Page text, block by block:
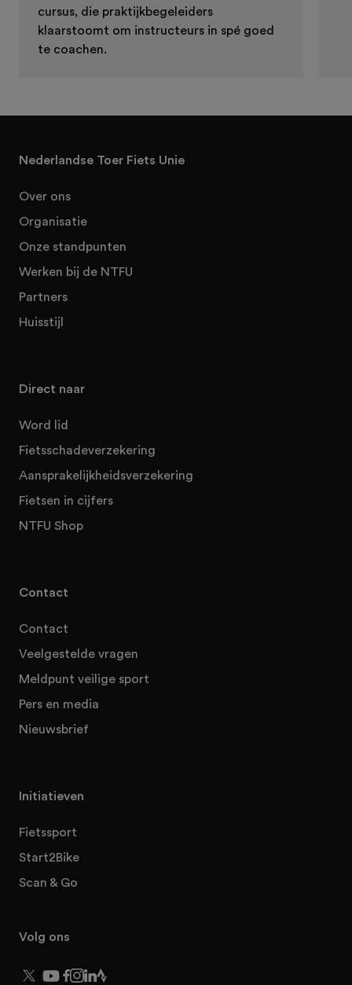
cursus, die praktijkbegeleiders
klaarstoomt om instructeurs in spé goed
te coachen.
Nederlandse Toer Fiets Unie
Over ons
Organisatie
Onze standpunten
Werken bij de NTFU
Partners
Huisstijl
Direct naar
Word lid
Fietsschadeverzekering
Aansprakelijkheidsverzekering
Fietsen in cijfers
NTFU Shop
Contact
Contact
Veelgestelde vragen
Meldpunt veilige sport
Pers en media
Nieuwsbrief
Initiatieven
Fietssport
Start2Bike
Scan & Go
Volg ons